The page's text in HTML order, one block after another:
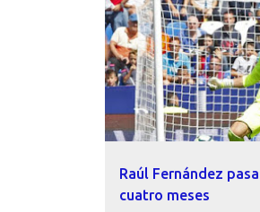
Raúl Fernández
cuatro meses
ACTUALIDAD LEVANTE